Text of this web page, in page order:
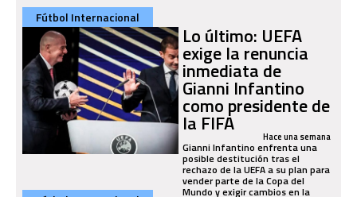
Fútbol Internacional
Lo último: UEFA
exige la renuncia
inmediata de
Gianni Infantino
como presidente de
la FIFA Hace una semana
Gianni Infantino enfrenta una
posible destitución tras el
rechazo de la UEFA a su plan para
vender parte de la Copa del
Mundo y exigir cambios en la